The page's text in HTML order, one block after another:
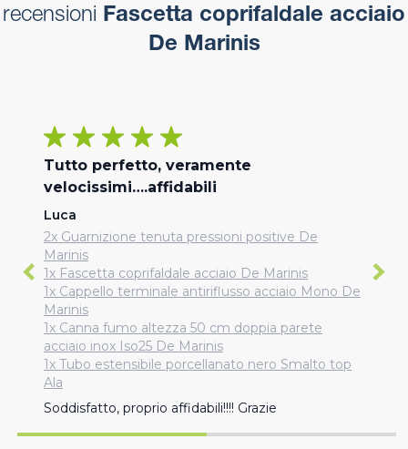
recensioni Fascetta coprifaldale acciaio
De Marinis
Tutto perfetto, veramente
velocissimi….affidabili
Luca
2x Guarnizione tenuta pressioni positive De
Marinis
1x Fascetta coprifaldale acciaio De Marinis
1x Cappello terminale antiriflusso acciaio Mono De
Marinis
1x Canna fumo altezza 50 cm doppia parete
acciaio inox Iso25 De Marinis
1x Tubo estensibile porcellanato nero Smalto top
Ala
Soddisfatto, proprio affidabili!!!! Grazie